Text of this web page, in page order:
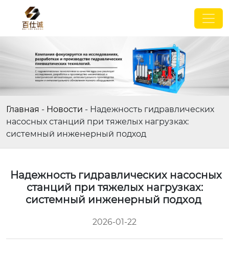
Главная - Новости - Надежность гидравлических
насосных станций при тяжелых нагрузках:
системный инженерный подход
Надежность гидравлических насосных
станций при тяжелых нагрузках:
системный инженерный подход
2026-01-22